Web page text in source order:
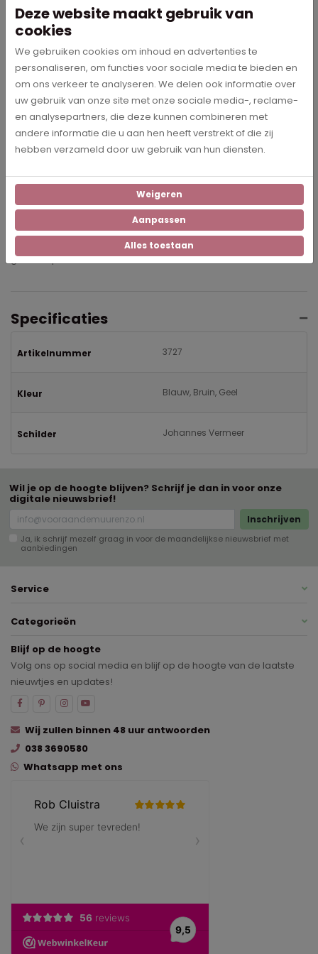
18mm dik houten frame.
Het melkmeisje - Johannes
Vermeer op canvas
Het melkmeisje, ook wel "de keuken- of melkmeid" genoemd, is
een schilderij van de Hollandse meester Johannes Vermeer uit
circa 1660. Bestel dit prachtige schilderij als textieldoek voorzien
van textielframe. Het meisje is als zodanig te herkennen
vanwege haar eenvoudige kleding en gestreken hoofdkapje.
de linkerzijde een venster, waardoor het licht binnenvalt. Voor
haar, aan de linkerzijde en onder het venster, bevindt zich een
tafel, bedekt met een kleed, waarop een mand met brood, een
kan, en andere waren staan. De meid schenkt melk vanuit een
kruik in een schaal die ook op tafel staat; haar aandacht is
gericht op het schenken.
Specificaties
Artikelnummer 3727
Kleur Blauw, Bruin, Geel
Schilder Johannes Vermeer
Wil je op de hoogte blijven? Schrijf je dan in voor onze
digitale nieuwsbrief!
Inschrijven
Ja, ik schrijf mezelf graag in voor de maandelijkse nieuwsbrief met
aanbiedingen
Service
Categorieën
Blijf op de hoogte
Volg ons op social media en blijf op de hoogte van de laatste
nieuwtjes en updates!
Wij zullen binnen 48 uur antwoorden
038 3690580
Whatsapp met ons
Deze website maakt gebruik van
cookies
We gebruiken cookies om inhoud en advertenties te
personaliseren, om functies voor sociale media te bieden en
om ons verkeer te analyseren. We delen ook informatie over
uw gebruik van onze site met onze sociale media-, reclame-
en analysepartners, die deze kunnen combineren met
andere informatie die u aan hen heeft verstrekt of die zij
hebben verzameld door uw gebruik van hun diensten.
Weigeren
Aanpassen
Alles toestaan